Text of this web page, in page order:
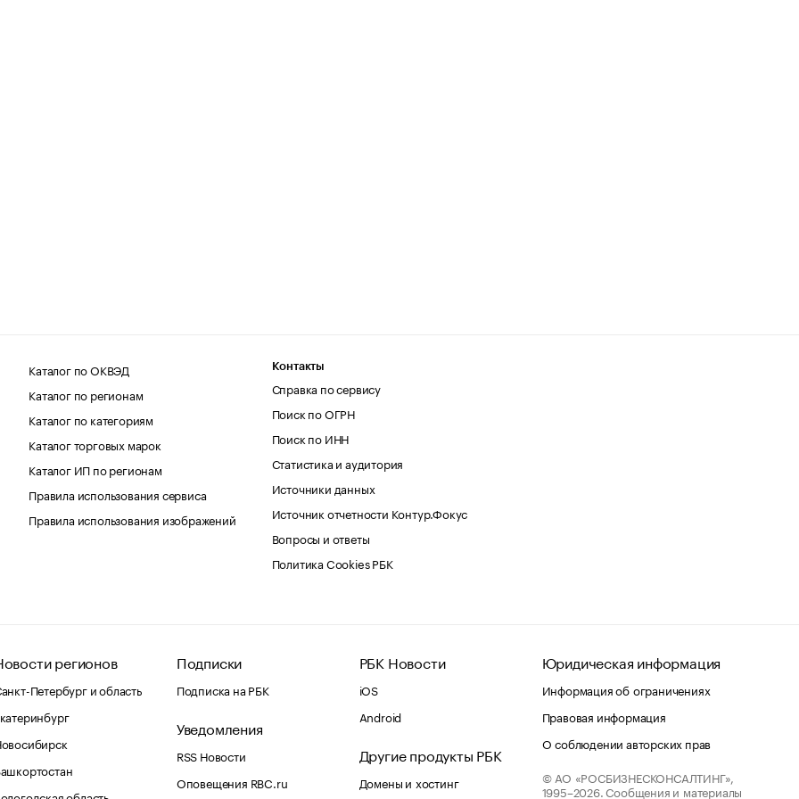
Каталог по ОКВЭД
Каталог по регионам
Каталог по категориям
Каталог торговых марок
Каталог ИП по регионам
Правила использования сервиса
Правила использования изображений
Контакты
Справка по сервису
Поиск по ОГРН
Поиск по ИНН
Статистика и аудитория
Источники данных
Источник отчетности Контур.Фокус
Вопросы и ответы
Политика Cookies РБК
регионов
Петербург и область
Подписки
Подписка на РБК
Уведомления
RSS Новости
Оповещения RBC.ru
РБК Новости
iOS
Android
Другие продукты РБК
Домены и хостинг
Юридическая информация
Информация об ограничениях
Правовая информация
О соблюдении авторских прав
© АО «РОСБИЗНЕСКОНСАЛТИНГ»,
1995–2026. Сообщения и материалы